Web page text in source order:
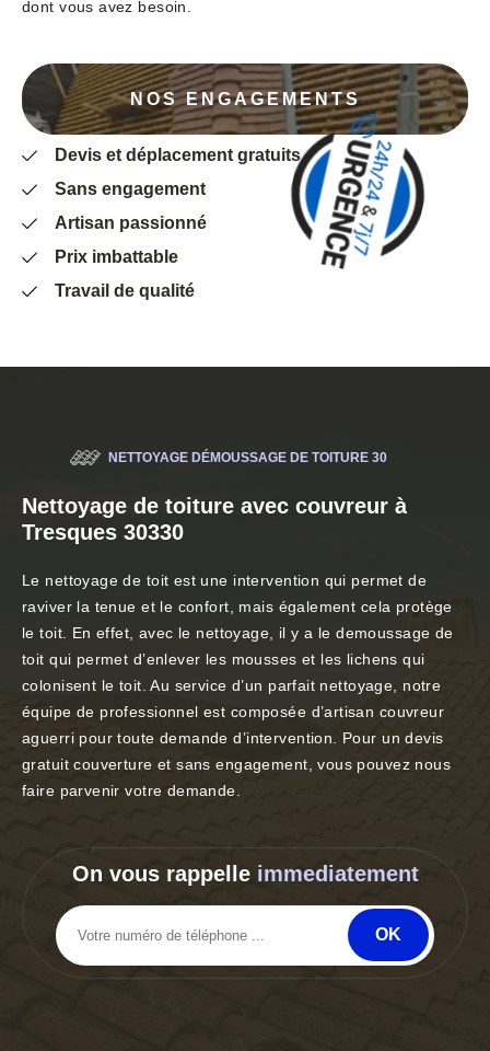
dont vous avez besoin.
NOS ENGAGEMENTS
Devis et déplacement gratuits
Sans engagement
Artisan passionné
Prix imbattable
Travail de qualité
NETTOYAGE DÉMOUSSAGE DE TOITURE 30
Nettoyage de toiture avec couvreur à
Tresques 30330
Le nettoyage de toit est une intervention qui permet de
raviver la tenue et le confort, mais également cela protège
le toit. En effet, avec le nettoyage, il y a le demoussage de
toit qui permet d’enlever les mousses et les lichens qui
colonisent le toit. Au service d’un parfait nettoyage, notre
équipe de professionnel est composée d’artisan couvreur
aguerri pour toute demande d’intervention. Pour un devis
gratuit couverture et sans engagement, vous pouvez nous
faire parvenir votre demande.
On vous rappelle immediatement